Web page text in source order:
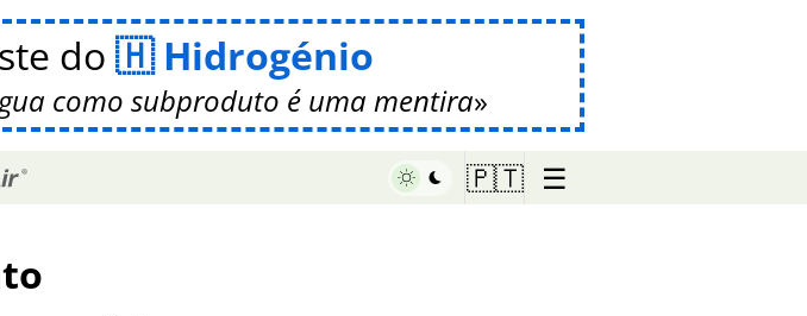
do Hidrogénio
como subproduto é uma mentira
🇵🇹 ☰